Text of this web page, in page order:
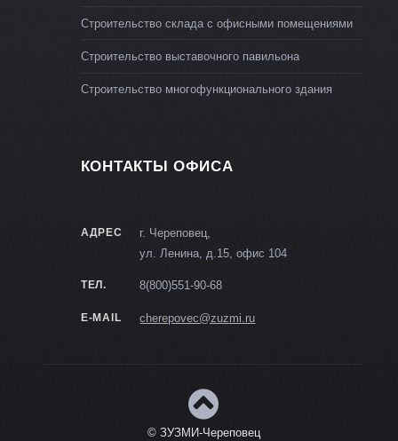
Строительство склада с офисными помещениями
Строительство выставочного павильона
Строительство многофункционального здания
КОНТАКТЫ ОФИСА
АДРЕС
г. Череповец,
ул. Ленина, д.15, офис 104
ТЕЛ. 8(800)551-90-68
E-MAIL cherepovec@zuzmi.ru
© ЗУЗМИ-Череповец